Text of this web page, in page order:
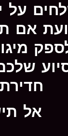
על
אם
אל